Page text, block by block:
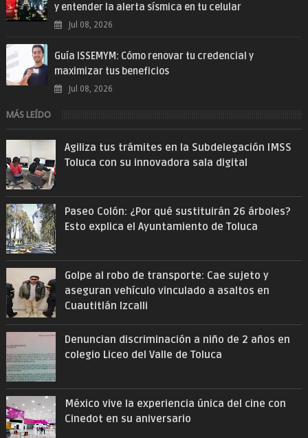
y entender la alerta sísmica en tu celular
Jul 08, 2026
Guía ISSEMYM: Cómo renovar tu credencial y
maximizar tus beneficios
Jul 08, 2026
MÁS LEÍDO
Agiliza tus trámites en la Subdelegación IMSS
Toluca con su innovadora sala digital
Paseo Colón: ¿Por qué sustituirán 26 árboles?
Esto explica el Ayuntamiento de Toluca
Golpe al robo de transporte: Cae sujeto y
aseguran vehículo vinculado a asaltos en
Cuautitlán Izcalli
Denuncian discriminación a niño de 2 años en
colegio Liceo del Valle de Toluca
México vive la experiencia única del cine con
Cinedot en su aniversario